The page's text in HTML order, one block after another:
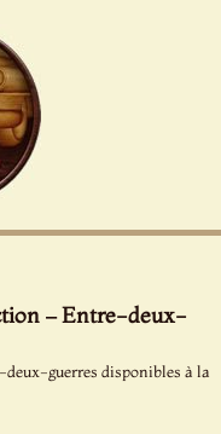
– Entre-deux-
deux-guerres disponibles à la